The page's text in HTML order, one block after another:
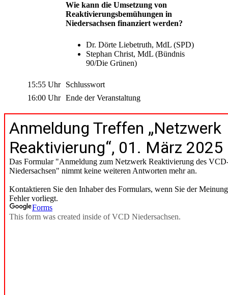
Wie kann die Umsetzung von
Reaktivierungsbemühungen in
Niedersachsen finanziert werden?
Dr. Dörte Liebetruth, MdL (SPD)
Stephan Christ, MdL (Bündnis
90/Die Grünen)
15:55 Uhr
Schlusswort
16:00 Uhr
Ende der Veranstaltung